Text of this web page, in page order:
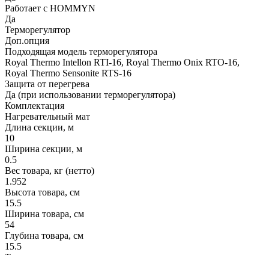
Работает с HOMMYN
Да
Терморегулятор
Доп.опция
Подходящая модель терморегулятора
Royal Thermo Intellon RTI-16, Royal Thermo Onix RTO-16,
Royal Thermo Sensonite RTS-16
Защита от перегрева
Да (при использовании терморегулятора)
Комплектация
Нагревательный мат
Длина секции, м
10
Ширина секции, м
0.5
Вес товара, кг (нетто)
1.952
Высота товара, см
15.5
Ширина товара, см
54
Глубина товара, см
15.5